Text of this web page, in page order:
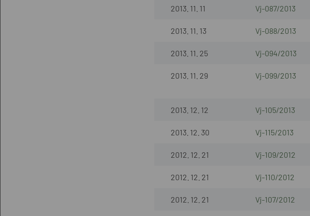
2013. 11. 11 Vj-087/2013
2013. 11. 13 Vj-088/2013
2013. 11. 25 Vj-094/2013
2013. 11. 29 Vj-099/2013
2013. 12. 12 Vj-105/2013
2013. 12. 30 Vj-115/2013
2012. 12. 21 Vj-109/2012
2012. 12. 21 Vj-110/2012
2012. 12. 21 Vj-107/2012